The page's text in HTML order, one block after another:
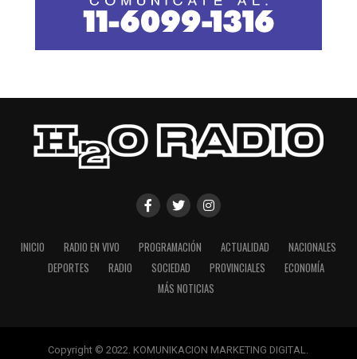
INICIO RADIO EN VIVO PROGRAMACIÓN ACTUALIDAD
NACIONALES
DEPORTES
RADIO SOCIEDAD PROVINCIALES
ECONOMÍA
MÁS NOTICIAS
Copyright © 2022. KOMUNIKACION MARKETING DIGITAL.